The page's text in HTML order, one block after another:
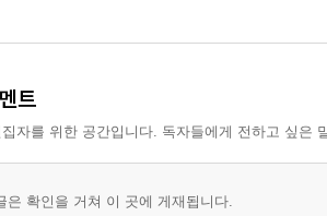
트
자를 위한 공간입니다. 독자들에게 전하고 싶은
은 확인을 거쳐 이 곳에 게재됩니다.